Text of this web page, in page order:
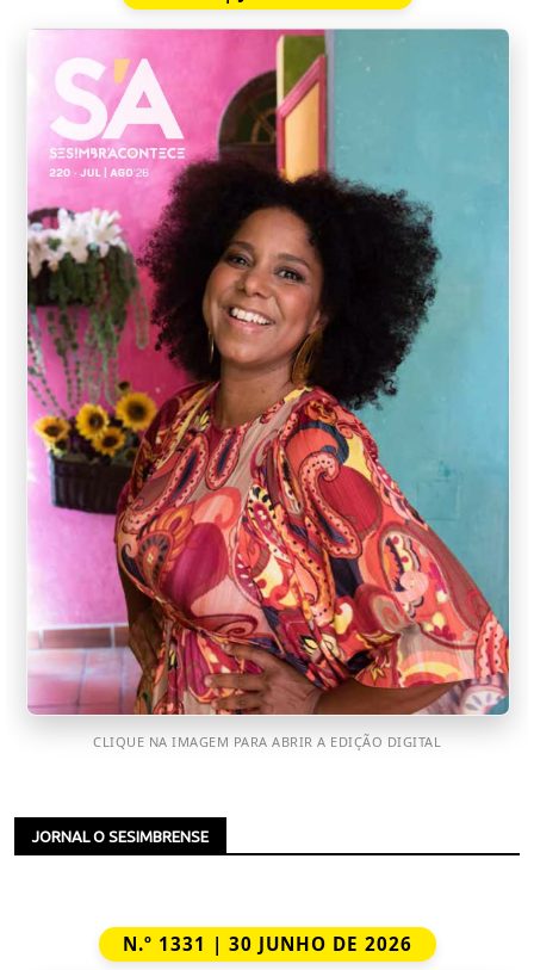
CLIQUE NA IMAGEM PARA ABRIR A EDIÇÃO DIGITAL
JORNAL O SESIMBRENSE
N.º 1331 | 30 JUNHO DE 2026